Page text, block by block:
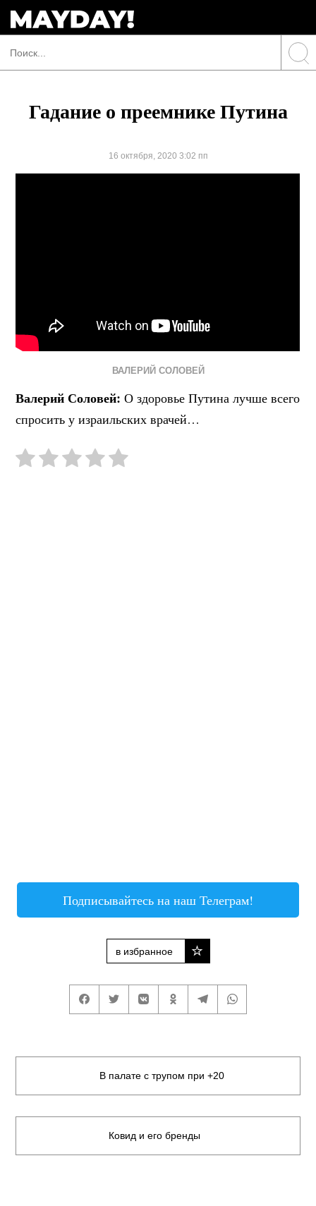
Гадание о преемнике Путина
16 октября, 2020 3:02 пп
ВАЛЕРИЙ СОЛОВЕЙ
Валерий Соловей: О здоровье Путина лучше всего
спросить у израильских врачей…
Подписывайтесь на наш Телеграм!
в избранное
В палате с трупом при +20
Ковид и его бренды